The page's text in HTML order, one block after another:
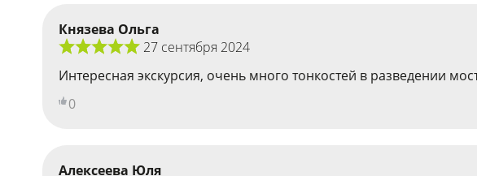
Князева Ольга
27 сентября 2024
Интересная экскурсия, очень много тонкостей в разведении
0
Алексеева Юля